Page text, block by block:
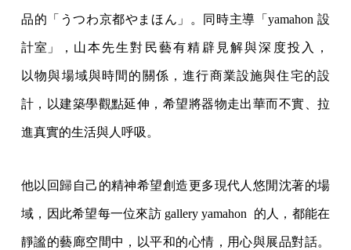
品的「うつわ京都やまほん」。同時主導「yamahon 設
計室」， 山本先生對民藝有精辟見解與深度投入，
以物與場域與時間的關係，進行商業設施與住宅的設
計，以建築學觀點延伸，希望將器物走出華而不實、拉
進真實的生活與人呼吸。
他以回歸自己的精神希望創造更多現代人悠閒沈著的場
域，因此希望每一位來訪 gallery yamahon 的人，都能在
靜謐的藝廊空間中，以平和的心情，用心與展品對話。